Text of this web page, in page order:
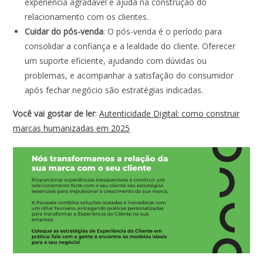
relacionamento com os clientes.
Cuidar do pós-venda: O pós-venda é o período para
consolidar a confiança e a lealdade do cliente. Oferecer
um suporte eficiente, ajudando com dúvidas ou
problemas, e acompanhar a satisfação do consumidor
após fechar negócio são estratégias indicadas.
Você vai gostar de ler:Autenticidade Digital: como construir
marcas humanizadas em 2025